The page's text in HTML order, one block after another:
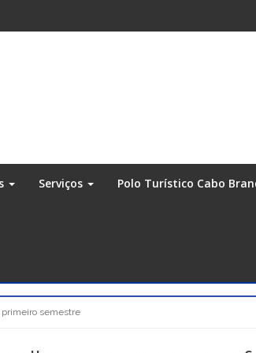
Serviços Polo Turístico Cabo
primeiro semestre